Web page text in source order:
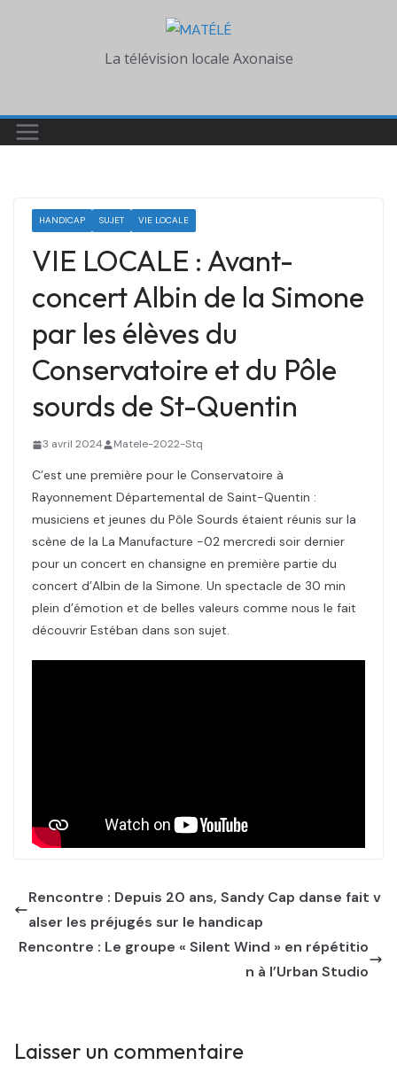
La télévision locale Axonaise
HANDICAP SUJET VIE LOCALE
VIE LOCALE : Avant-
concert Albin de la Simone
par les élèves du
Conservatoire et du Pôle
sourds de St-Quentin
3 avril 2024 Matele-2022-Stq
C’est une première pour le Conservatoire à
Rayonnement Départemental de Saint-Quentin :
musiciens et jeunes du Pôle Sourds étaient réunis sur la
scène de la La Manufacture -02 mercredi soir dernier
pour un concert en chansigne en première partie du
concert d’Albin de la Simone. Un spectacle de 30 min
plein d’émotion et de belles valeurs comme nous le fait
découvrir Estéban dans son sujet.
Rencontre : Depuis 20 ans, Sandy Cap danse fait v
alser les préjugés sur le handicap
Rencontre : Le groupe « Silent Wind » en répétitio
n à l’Urban Studio
Laisser un commentaire